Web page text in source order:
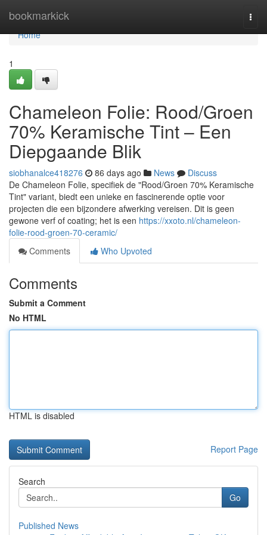
bookmarkick
Home
Home
1
Chameleon Folie: Rood/Groen
70% Keramische Tint – Een
Diepgaande Blik
siobhanalce418276 86 days ago News
Discuss
De Chameleon Folie, specifiek de "Rood/Groen 70% Keramische
Tint" variant, biedt een unieke en fascinerende optie voor
projecten die een bijzondere afwerking vereisen. Dit is geen
gewone verf of coating; het is een https://xxoto.nl/chameleon-
folie-rood-groen-70-ceramic/
Comments
Who Upvoted
Comments
Submit a Comment
No HTML
HTML is disabled
Report Page
Search
Go
Published News